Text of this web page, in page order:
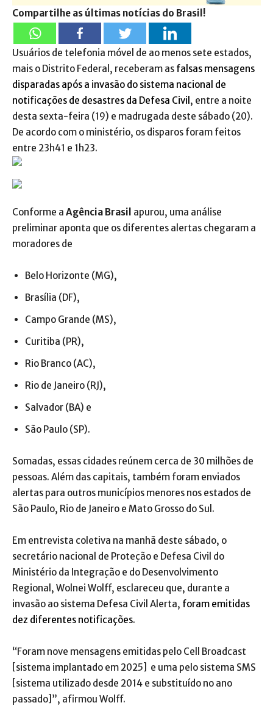
Compartilhe as últimas notícias do Brasil!
Usuários de telefonia móvel de ao menos sete estados,
mais o Distrito Federal, receberam as falsas mensagens
disparadas após a invasão do sistema nacional de
notificações de desastres da Defesa Civil , entre a noite
desta sexta-feira (19) e madrugada deste sábado (20).
De acordo com o ministério, os disparos foram feitos
entre 23h41 e 1h23.
Conforme a Agência Brasil apurou, uma análise
preliminar aponta que os diferentes alertas chegaram a
moradores de
Belo Horizonte (MG),
Brasília (DF),
Campo Grande (MS),
Curitiba (PR),
Rio Branco (AC),
Rio de Janeiro (RJ),
Salvador (BA) e
São Paulo (SP).
Somadas, essas cidades reúnem cerca de 30 milhões de
pessoas. Além das capitais, também foram enviados
alertas para outros municípios menores nos estados de
São Paulo, Rio de Janeiro e Mato Grosso do Sul.
Em entrevista coletiva na manhã deste sábado, o
secretário nacional de Proteção e Defesa Civil do
Ministério da Integração e do Desenvolvimento
Regional, Wolnei Wolff, esclareceu que, durante a
invasão ao sistema Defesa Civil Alerta, foram emitidas
dez diferentes notificações.
“Foram nove mensagens emitidas pelo Cell Broadcast
[sistema implantado em 2025] e uma pelo sistema SMS
[sistema utilizado desde 2014 e substituído no ano
passado]”, afirmou Wolff.